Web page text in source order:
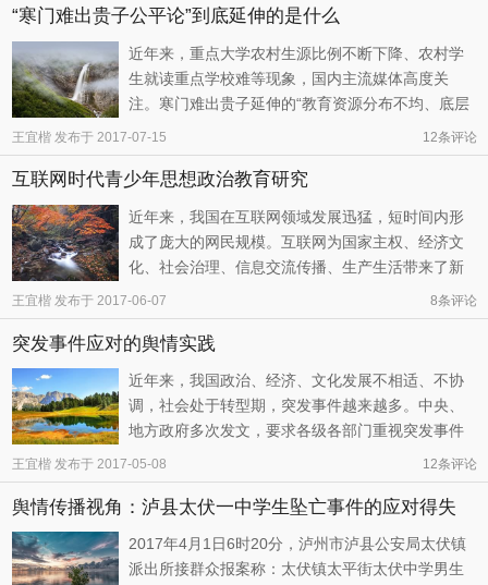
“寒门难出贵子公平论”到底延伸的是什么
近年来，重点大学农村生源比例不断下降、农村学
生就读重点学校难等现象，国内主流媒体高度关
注。寒门难出贵子延伸的“教育资源分布不均、底层
上升渠道收窄、阶层趋于固化”等问题，更是引发民
众广泛热议。
王宜楷发布于 2017-07-15 12条评论
互联网时代青少年思想政治教育研究
近年来，我国在互联网领域发展迅猛，短时间内形
成了庞大的网民规模。互联网为国家主权、经济文
化、社会治理、信息交流传播、生产生活带来了新
的机遇与挑战。如何把握机遇，促进社会主义政治
经济文化快速发展，抓好互联网时代青少年的思想
政治教育将是我们未来工作的重中之重。
王宜楷发布于 2017-06-07 8条评论
突发事件应对的舆情实践
近年来，我国政治、经济、文化发展不相适、不协
调，社会处于转型期，突发事件越来越多。中央、
地方政府多次发文，要求各级各部门重视突发事件
舆情，限定回应时效，其有助于舆情信息搜集与多
维传达，科学化解矛盾，提升社会管理治理能力。
王宜楷发布于 2017-05-08 12条评论
舆情传播视角：泸县太伏一中学生坠亡事件的应对得失
2017年4月1日6时20分，泸州市泸县公安局太伏镇
派出所接群众报案称：太伏镇太平街太伏中学男生